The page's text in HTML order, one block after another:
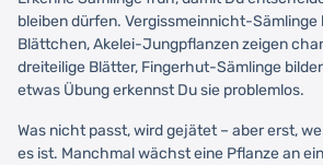
bleiben dürfen. Vergissmeinnicht-
Blättchen, Akelei-Jungpflanzen zeigen
dreiteilige Blätter, Fingerhut-Sämlinge
etwas Übung erkennst Du sie problemlos.
Was nicht passt, wird gejätet – aber erst,
es ist. Manchmal wächst eine Pflanze an